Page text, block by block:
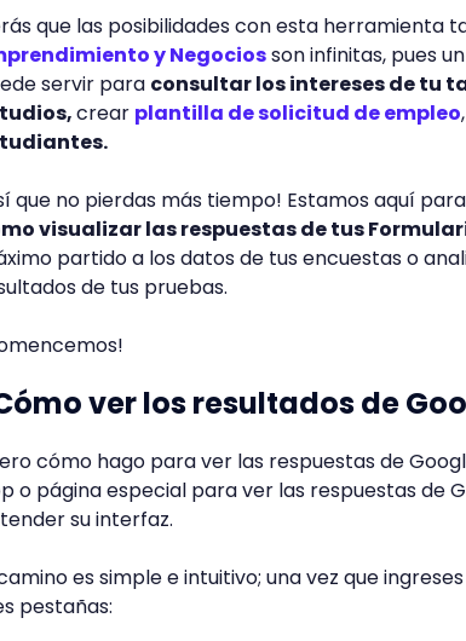
que las posibilidades con esta herramienta
y Negociosson infinitas, pues
servir para consultar los intereses de tu
crear plantilla de solicitud de empleo,
que no pierdas más tiempo! Estamos aquí
visualizar las respuestas de tus
partido a los datos de tus encuestas o
de tus pruebas.
ver los resultados de
cómo hago para ver las respuestas de
o página especial para ver las respuestas de
su interfaz.
es simple e intuitivo; una vez que
pestañas: